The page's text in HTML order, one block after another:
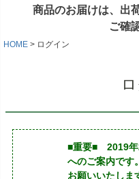
商品のお届けは、出荷
ご確
HOME ログイン
■重要■ 2019年
へのご案内で
お願いいたしま